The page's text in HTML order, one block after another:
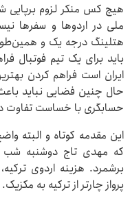
هیچ کس منکر لزوم برپایی
ملی در اردوها و سفرها
هتلینگ درجه یک و
باید برای یک تیم فوتبال
ایران است فراهم کردن
حال چنین فضایی نباید
حسابگری با خساست تفاوت
این مقدمه کوتاه و البته
که مهدی تاج دوشنبه شب
برشمرد. هزینه اردوی
پرواز چارتر از ترکیه به مکزیک.